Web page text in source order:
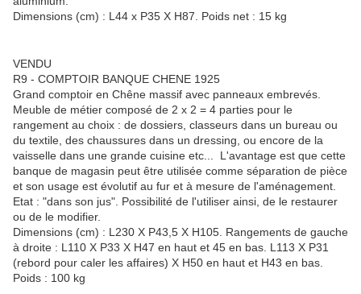
Dimensions (cm) : L44 x P35 X H87. Poids net : 15 kg
VENDU
R9 - COMPTOIR BANQUE CHENE 1925
Grand comptoir en Chêne massif avec panneaux embrevés.
Meuble de métier composé de 2 x 2 = 4 parties pour le
rangement au choix : de dossiers, classeurs dans un bureau ou
du textile, des chaussures dans un dressing, ou encore de la
vaisselle dans une grande cuisine etc... L'avantage est que cette
banque de magasin peut être utilisée comme séparation de pièce
et son usage est évolutif au fur et à mesure de l'aménagement.
Etat : "dans son jus". Possibilité de l'utiliser ainsi, de le restaurer
ou de le modifier.
Dimensions (cm) : L230 X P43,5 X H105. Rangements de gauche
à droite : L110 X P33 X H47 en haut et 45 en bas. L113 X P31
(rebord pour caler les affaires) X H50 en haut et H43 en bas.
Poids : 100 kg